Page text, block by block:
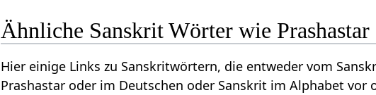
Ähnliche Sanskrit Wörter wie Prashastar
Hier einige Links zu Sanskritwörtern, die entweder vom
Prashastar oder im Deutschen oder Sanskrit im Alphabet vor